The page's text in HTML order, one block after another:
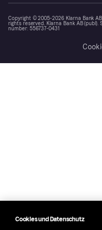
Copyright © 2005-2026 Klarna Bank
rights reserved. Klarna Bank AB (publ).
number: 556737-0431
Cookies und Datenschutz